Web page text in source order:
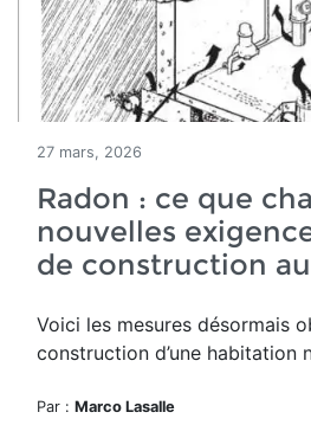
27 mars, 2026
Radon : ce que
nouvelles
de construction
Voici les mesures désormais
construction d’une habitation
Par : Marco Lasalle